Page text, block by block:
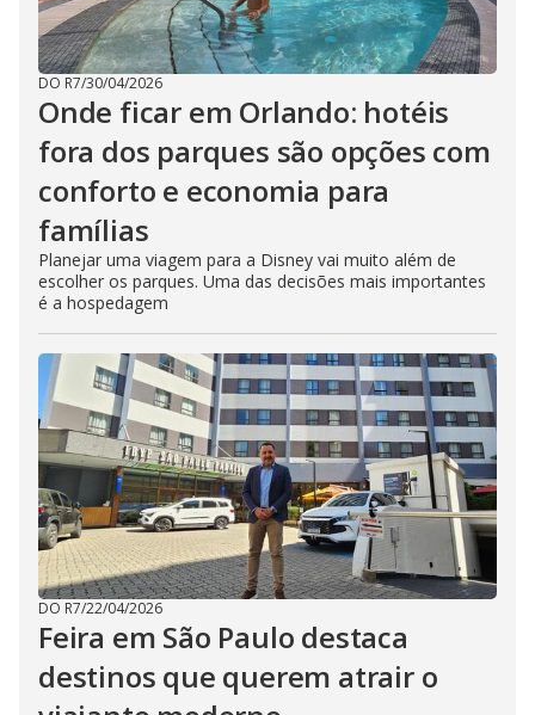
DO R7/30/04/2026
Onde ficar em Orlando: hotéis
fora dos parques são opções com
conforto e economia para
famílias
Planejar uma viagem para a Disney vai muito além de
escolher os parques. Uma das decisões mais importantes
é a hospedagem
DO R7/22/04/2026
Feira em São Paulo destaca
destinos que querem atrair o